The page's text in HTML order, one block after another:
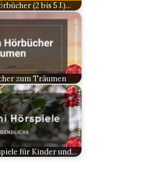
(2 bis 5 J.)…
zum Träumen
für Kinder und…